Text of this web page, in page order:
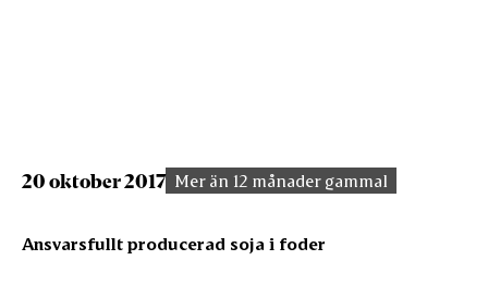
20 oktober 2017 Mer än 12 månader gammal
Ansvarsfullt producerad soja i foder